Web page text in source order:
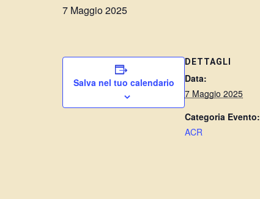
7 Maggio 2025
Salva nel tuo calendario
DETTAGLI
Data:
7 Maggio 2025
Categoria Evento:
ACR